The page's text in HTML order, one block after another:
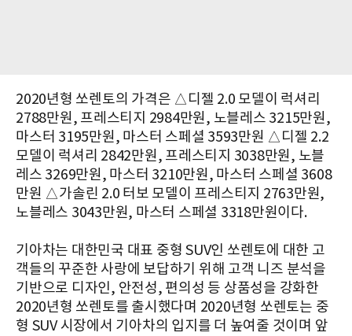
2020년형 쏘렌토의 가격은 △디젤 2.0 모델이 럭셔리
2788만원, 프레스티지 2984만원, 노블레스 3215만원,
마스터 3195만원, 마스터 스페셜 3593만원 △디젤 2.2
모델이 럭셔리 2842만원, 프레스티지 3038만원, 노블
레스 3269만원, 마스터 3210만원, 마스터 스페셜 3608
만원 △가솔린 2.0 터보 모델이 프레스티지 2763만원,
노블레스 3043만원, 마스터 스페셜 3318만원이다.
기아차는 대한민국 대표 중형 SUV인 쏘렌토에 대한 고
객들의 꾸준한 사랑에 보답하기 위해 고객 니즈 분석을
기반으로 디자인, 안전성, 편의성 등 상품성을 강화한
2020년형 쏘렌토를 출시했다며 2020년형 쏘렌토는 중
형 SUV 시장에서 기아차의 입지를 더 높여줄 것이며 앞